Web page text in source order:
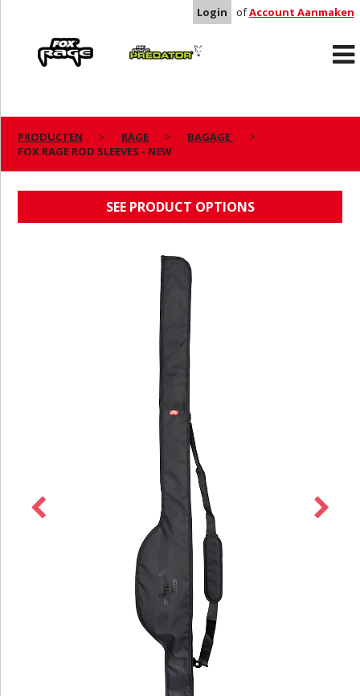
Login ofAccount Aanmaken
Predator
PRODUCTEN RAGE
BAGAGE
FOX RAGE ROD SLEEVES - NEW
SEE PRODUCT OPTIONS